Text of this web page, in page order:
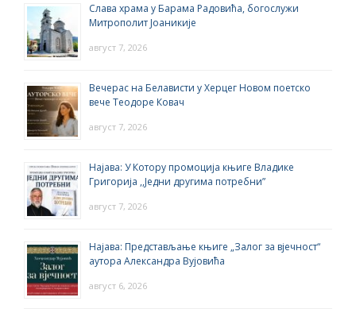
Слава храма у Барама Радовића, богослужи
Митрополит Јоаникије
август 7, 2026
Вечерас на Белависти у Херцег Новом поетско
вече Теодоре Ковач
август 7, 2026
Најава: У Котору промоција књиге Владике
Григорија ,,Једни другима потребни”
август 7, 2026
Најава: Представљање књиге „Залог за вјечност“
аутора Александра Вујовића
август 6, 2026